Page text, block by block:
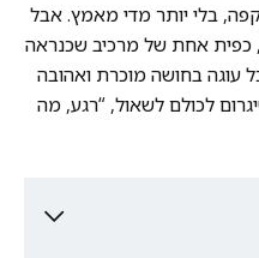
בלי יותר מדי מאמץ. אבל
אחת של מרכיב שכנראה
עוגה בחושה מוכרת ואהובה
לכולם לשאול, “רגע, מה